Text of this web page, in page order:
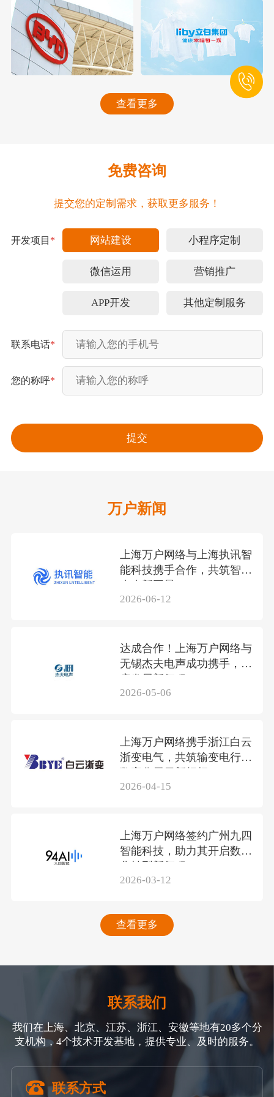
查看更多
免费咨询
提交您的定制需求，获取更多服务！
开发项目 * 网站建设 小程序定制
微信运用 营销推广
APP开发 其他定制服务
联系电话*
您的称呼*
万户新闻
上海万户网络与上海执讯智
能科技携手合作，共筑智联
2026-06-12
达成合作！上海万户网络与
无锡杰夫电声成功携手，共
2026-05-06
上海万户网络携手浙江白云
浙变电气，共筑输变电行业
数字化展示新标杆
2026-04-15
上海万户网络签约广州九四
智能科技，助力其开启数智
化转型新征程
2026-03-12
查看更多
联系我们
我们在上海、北京、江苏、浙江、安徽等地有20多个分
支机构，4个技术开发基地，提供专业、及时的服务。
联系方式